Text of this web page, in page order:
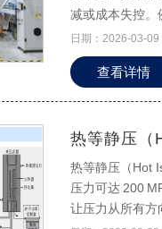
减或成本失控。
性、工艺参数
对技术成果的
日期：2026-03-09
查看详情
热等静压（
热等静压（Hot
压力可达 200
让压力从所有方